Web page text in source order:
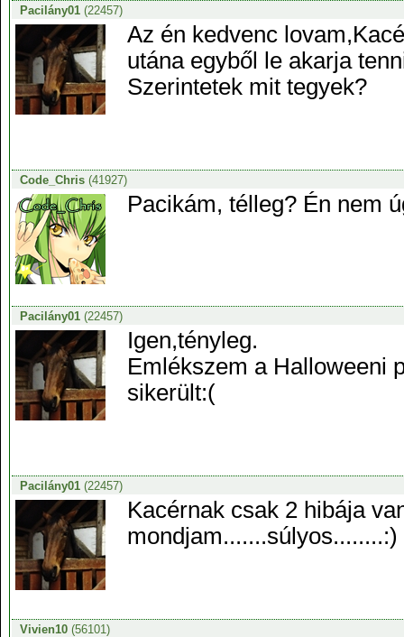
Pacilány01(22457)
Az én kedvenc
utána egyből le akarja
Szerintetek mit tegyek?
Code_Chris(41927)
Pacikám, télleg? Én nem
Pacilány01(22457)
Igen,tényleg.
Emlékszem a Halloweeni
sikerült:(
Pacilány01(22457)
Kacérnak csak 2 hibája
mondjam.......súlyos........:)
Vivien10(56101)